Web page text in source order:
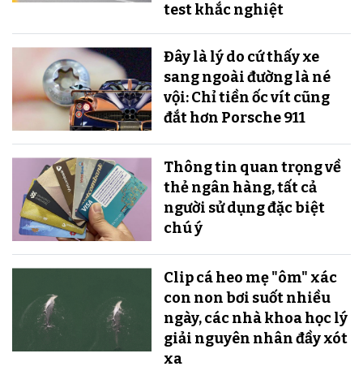
test khắc nghiệt
Đây là lý do cứ thấy xe
sang ngoài đường là né
vội: Chỉ tiền ốc vít cũng
đắt hơn Porsche 911
Thông tin quan trọng về
thẻ ngân hàng, tất cả
người sử dụng đặc biệt
chú ý
Clip cá heo mẹ "ôm" xác
con non bơi suốt nhiều
ngày, các nhà khoa học lý
giải nguyên nhân đầy xót
xa